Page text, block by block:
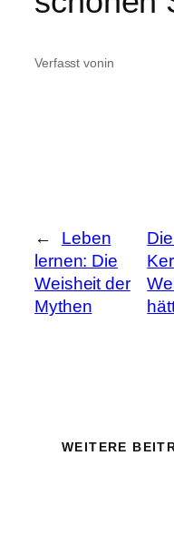
Verfasst vonin
←
Leben
lernen: Die
Weisheit der
Mythen
WEITERE